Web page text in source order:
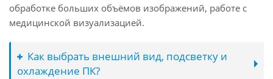
обработке больших объёмов изображений, работе с
медицинской визуализацией.
Как выбрать внешний вид, подсветку и
охлаждение ПК?